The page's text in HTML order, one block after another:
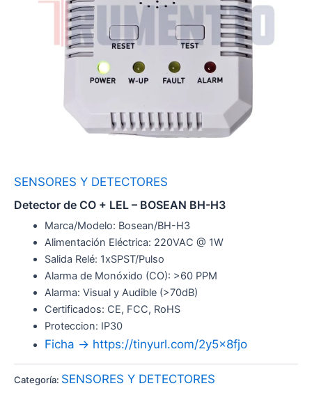
SENSORES Y DETECTORES
Detector de CO + LEL – BOSEAN BH-H3
Marca/Modelo: Bosean/BH-H3
Alimentación Eléctrica: 220VAC @ 1W
Salida Relé: 1xSPST/Pulso
Alarma de Monóxido (CO): >60 PPM
Alarma: Visual y Audible (>70dB)
Certificados: CE, FCC, RoHS
Proteccion: IP30
Ficha -> https://tinyurl.com/2y5x8fjo
Categoría: SENSORES Y DETECTORES